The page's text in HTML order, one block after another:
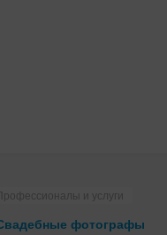
и услуги
фотографы